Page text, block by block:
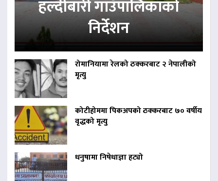
हल्दीबारी गाउँपालिकाको
निर्देशन
रोमानियामा रेलको ठक्करबाट २ नेपालीको
मृत्यु
कोटीहोममा पिकअपको ठक्करबाट ७० वर्षीय
वृद्धको मृत्यु
धनुषामा निषेधाज्ञा हट्यो